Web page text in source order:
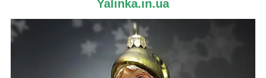
Yalinka.in.ua